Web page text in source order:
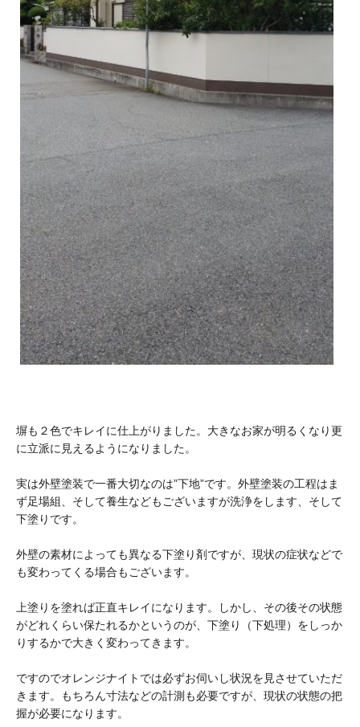
塀も２色でキレイに仕上がりました。大きなお家が明るくなり更
に立派に見えるようになりました。
実は外壁塗装で一番大切なのは”下地”です。外壁塗装の工程はま
ず足場組、そして養生などもございますが洗浄をします、そして
下塗りです。
外壁の素材によっても異なる下塗り剤ですが、現状の症状などで
も変わってくる場合もございます。
上塗りを塗れば正直キレイになります。しかし、その後その状態
がどれくらい保たれるかというのが、下塗り（下処理）をしっか
りするかで大きく変わってきます。
ですのでオレンジナイトでは必ずお伺いし状況を見させていただ
きます。もちろん寸法などの計測も必要ですが、現状の状態の把
握が必要になります。